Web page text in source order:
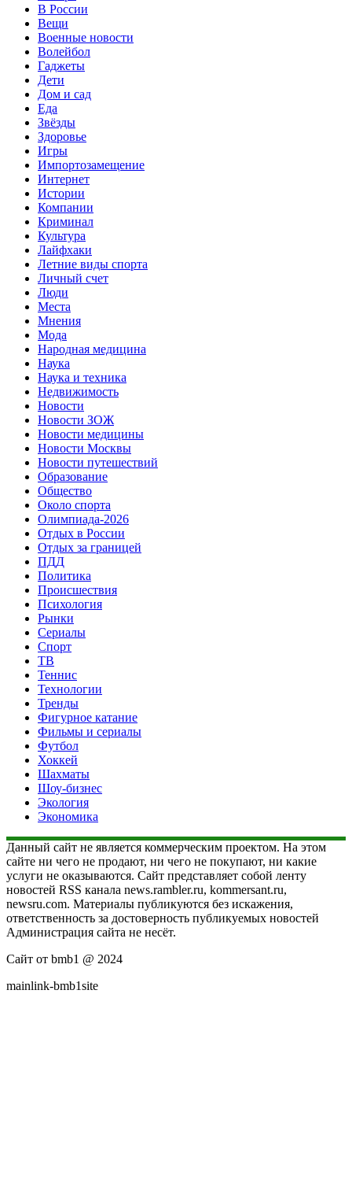
В России
Вещи
Военные новости
Волейбол
Гаджеты
Дети
Дом и сад
Еда
Звёзды
Здоровье
Игры
Импортозамещение
Интернет
Истории
Компании
Криминал
Культура
Лайфхаки
Летние виды спорта
Личный счет
Люди
Места
Мнения
Мода
Народная медицина
Наука
Наука и техника
Недвижимость
Новости
Новости ЗОЖ
Новости медицины
Новости Москвы
Новости путешествий
Образование
Общество
Около спорта
Олимпиада-2026
Отдых в России
Отдых за границей
ПДД
Политика
Происшествия
Психология
Рынки
Сериалы
Спорт
ТВ
Теннис
Технологии
Тренды
Фигурное катание
Фильмы и сериалы
Футбол
Хоккей
Шахматы
Шоу-бизнес
Экология
Экономика
Данный сайт не является коммерческим проектом. На этом
сайте ни чего не продают, ни чего не покупают, ни какие
услуги не оказываются. Сайт представляет собой ленту
новостей RSS канала news.rambler.ru, kommersant.ru,
newsru.com. Материалы публикуются без искажения,
ответственность за достоверность публикуемых новостей
Администрация сайта не несёт.
Сайт от bmb1 @ 2024
mainlink-bmb1site